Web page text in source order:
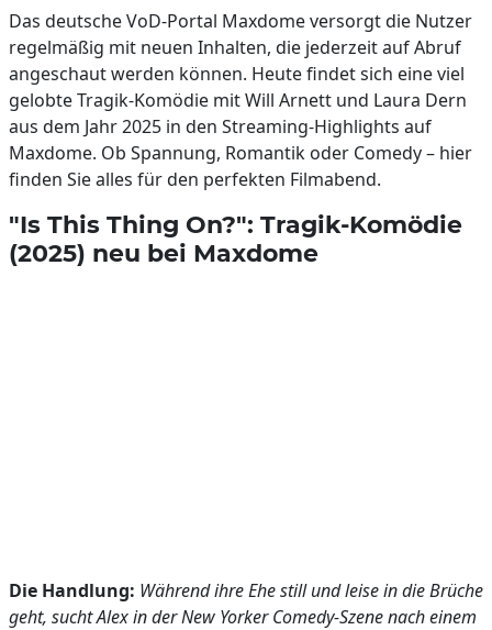
Das deutsche VoD-Portal Maxdome versorgt die Nutzer
regelmäßig mit neuen Inhalten, die jederzeit auf Abruf
angeschaut werden können. Heute findet sich eine viel
gelobte Tragik-Komödie mit Will Arnett und Laura Dern
aus dem Jahr 2025 in den Streaming-Highlights auf
Maxdome. Ob Spannung, Romantik oder Comedy – hier
finden Sie alles für den perfekten Filmabend.
"Is This Thing On?": Tragik-Komödie
(2025) neu bei Maxdome
Die Handlung: Während ihre Ehe still und leise in die Brüche
geht, sucht Alex in der New Yorker Comedy-Szene nach einem